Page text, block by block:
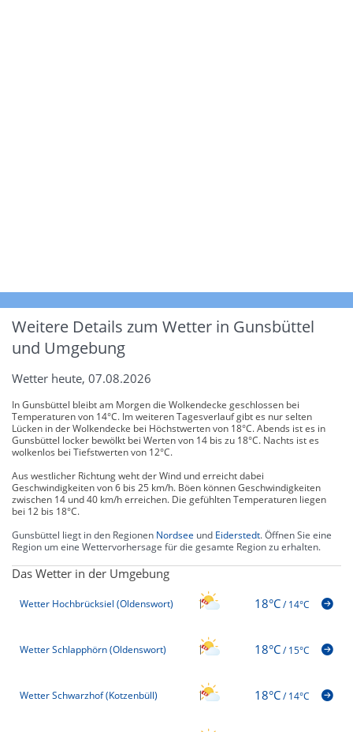
Weitere Details zum Wetter in Gunsbüttel
und Umgebung
Wetter heute, 07.08.2026
In Gunsbüttel bleibt am Morgen die Wolkendecke geschlossen bei
Temperaturen von 14°C. Im weiteren Tagesverlauf gibt es nur selten
Lücken in der Wolkendecke bei Höchstwerten von 18°C. Abends ist es in
Gunsbüttel locker bewölkt bei Werten von 14 bis zu 18°C. Nachts ist es
wolkenlos bei Tiefstwerten von 12°C.
Aus westlicher Richtung weht der Wind und erreicht dabei
Geschwindigkeiten von 6 bis 25 km/h. Böen können Geschwindigkeiten
zwischen 14 und 40 km/h erreichen. Die gefühlten Temperaturen liegen
bei 12 bis 18°C.
Gunsbüttel liegt in den Regionen Nordsee und Eiderstedt. Öffnen Sie eine
Region um eine Wettervorhersage für die gesamte Region zu erhalten.
Das Wetter in der Umgebung
Wetter Hochbrücksiel (Oldenswort) 18°C/14°C
Wetter Schlapphörn (Oldenswort) 18°C/15°C
Wetter Schwarzhof (Kotzenbüll) 18°C/14°C